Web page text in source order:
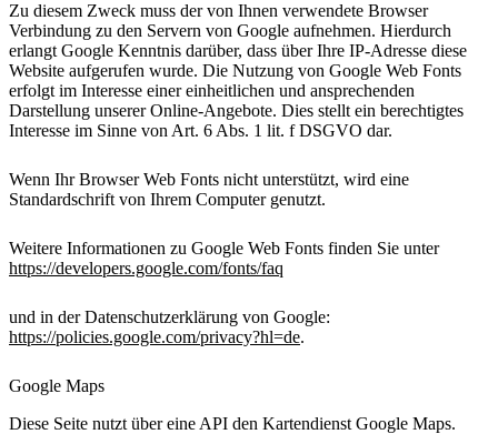
Zu diesem Zweck muss der von Ihnen verwendete Browser
Verbindung zu den Servern von Google aufnehmen. Hierdurch
erlangt Google Kenntnis darüber, dass über Ihre IP-Adresse diese
Website aufgerufen wurde. Die Nutzung von Google Web Fonts
erfolgt im Interesse einer einheitlichen und ansprechenden
Darstellung unserer Online-Angebote. Dies stellt ein berechtigtes
Interesse im Sinne von Art. 6 Abs. 1 lit. f DSGVO dar.
Wenn Ihr Browser Web Fonts nicht unterstützt, wird eine
Standardschrift von Ihrem Computer genutzt.
Weitere Informationen zu Google Web Fonts finden Sie unter
https://developers.google.com/fonts/faq
und in der Datenschutzerklärung von Google:
https://policies.google.com/privacy?hl=de.
Google Maps
Diese Seite nutzt über eine API den Kartendienst Google Maps.